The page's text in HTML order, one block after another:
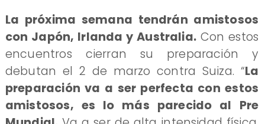
La próxima semana tendrán amistosos
con Japón, Irlanda y Australia. Con estos
encuentros cierran su preparación y
debutan el 2 de marzo contra Suiza. “La
preparación va a ser perfecta con estos
amistosos, es lo más parecido al Pre